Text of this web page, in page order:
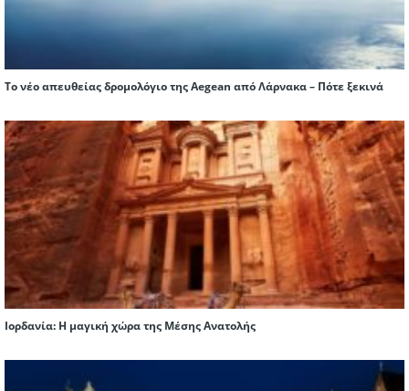
Το νέο απευθείας δρομολόγιο της Aegean από Λάρνακα – Πότε ξεκινά
Ιορδανία: Η μαγική χώρα της Μέσης Ανατολής